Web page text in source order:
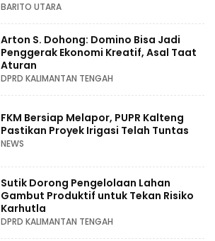
BARITO UTARA
Arton S. Dohong: Domino Bisa Jadi
Penggerak Ekonomi Kreatif, Asal Taat
Aturan
DPRD KALIMANTAN TENGAH
FKM Bersiap Melapor, PUPR Kalteng
Pastikan Proyek Irigasi Telah Tuntas
NEWS
Sutik Dorong Pengelolaan Lahan
Gambut Produktif untuk Tekan Risiko
Karhutla
DPRD KALIMANTAN TENGAH